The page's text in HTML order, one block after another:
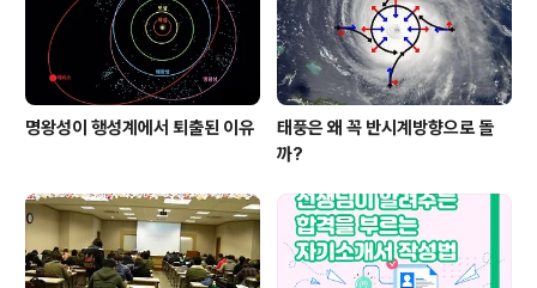
명왕성이 행성계에서 퇴출된 이유
태풍은 왜 꼭 반시계방향으로 돌
까?